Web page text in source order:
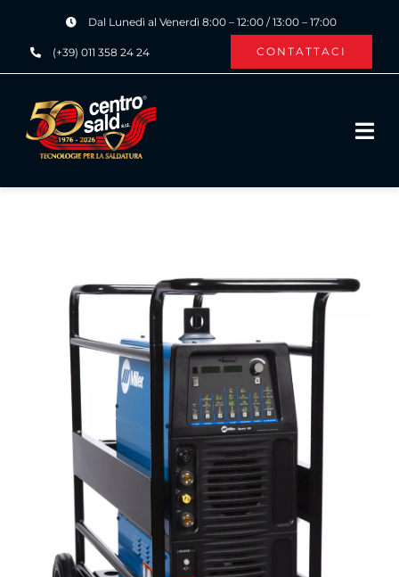
contenuto
Dal Lunedì al Venerdì 8:00 – 12:00 / 13:00 – 17:00
(+39) 011 358 24 24 CONTATTACI
PRODOTTI ›
CONTATTI